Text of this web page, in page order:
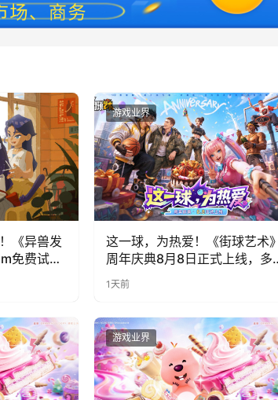
《异兽发
免费试玩
游戏业界
这一球，为热爱！《街球艺术
周年庆典8月8日正式上线，多
福利与全新内容同步开启
1天前
游戏业界